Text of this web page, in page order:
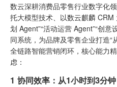
数云深耕消费品零售行业数字化
托大模型技术、以数云麒麟
划 Agent”“活动运营 Agent”“创
同系统，为品牌及零售企业打造“
全链路智能营销闭环，核心能力
虑：
1 协同效率：从1小时到3分